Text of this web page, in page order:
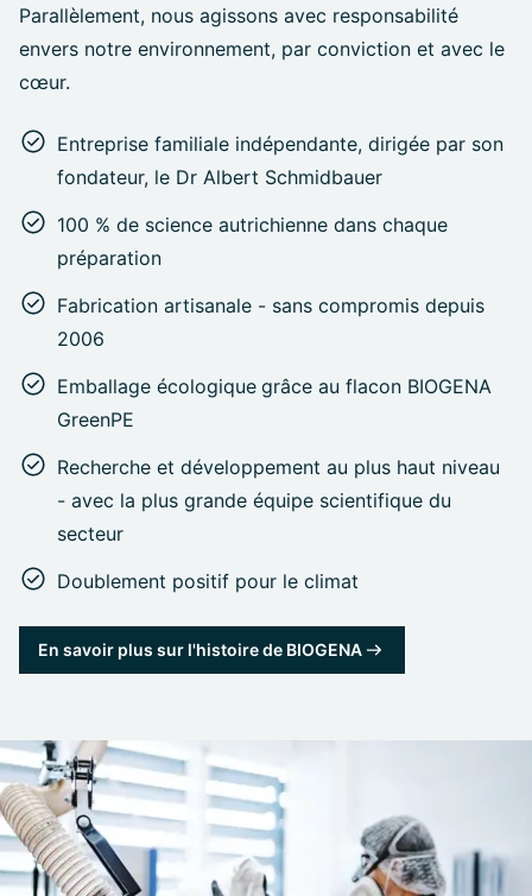
Parallèlement, nous agissons avec responsabilité
envers notre environnement, par conviction et avec le
cœur.
Entreprise familiale indépendante, dirigée par son
fondateur, le Dr Albert Schmidbauer
100 % de science autrichienne dans chaque
préparation
Fabrication artisanale - sans compromis depuis
2006
Emballage écologique grâce au flacon BIOGENA
GreenPE
Recherche et développement au plus haut niveau
- avec la plus grande équipe scientifique du
secteur
Doublement positif pour le climat
En savoir plus sur l'histoire de BIOGENA